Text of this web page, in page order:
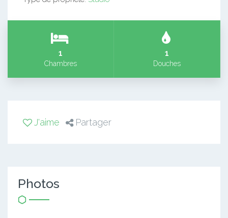
1
Chambres
1
Douches
J'aime Partager
Photos